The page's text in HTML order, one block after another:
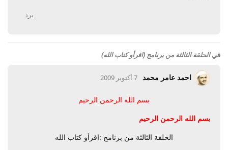
يرد
فيالحلقة الثالثة من برنامج (اقرأو كتاب الله)
احمد عامر محمد 7 أكتوبر 2009
بسم الله الرحمن الرحيم
بسم الله الرحمن الرحيم
الحلقة الثالثة من برنامج :اقرأو كتاب الله